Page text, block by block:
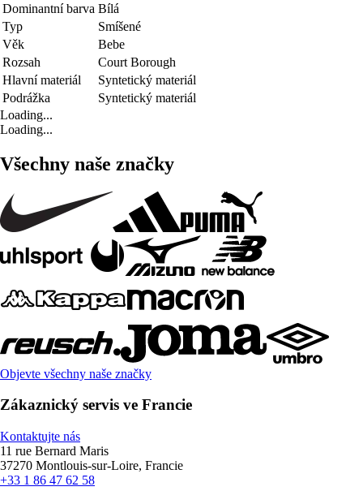
Dominantní barva Bílá
Typ
Smíšené
Věk
Bebe
Rozsah
Court Borough
Hlavní materiál
Syntetický materiál
Podrážka
Syntetický materiál
Loading...
Loading...
Všechny naše značky
Objevte všechny naše značky
Zákaznický servis ve Francie
Kontaktujte nás
11 rue Bernard Maris
37270 Montlouis-sur-Loire, Francie
+33 1 86 47 62 58